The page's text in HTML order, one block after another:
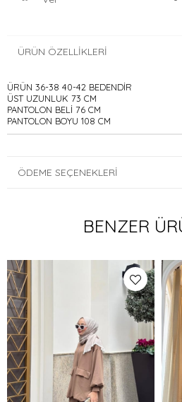
ÜRÜN ÖZELLIKLERI
ÜRÜN 36-38 40-42 BEDENDİR
ÜST UZUNLUK 73 CM
PANTOLON BELİ 76 CM
PANTOLON BOYU 108 CM
ÖDEME SEÇENEKLERI
BENZER